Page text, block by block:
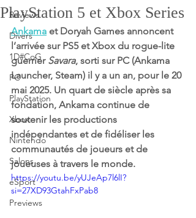
Reviews
Divers
1D#CoG
PC
PlayStation
Xbox
Nintendo
Salons
eSport
Previews
PlayStation 5 et Xbox Series
Ankama et Doryah Games annoncent
l’arrivée sur PS5 et Xbox du rogue-lite
guerrier Savara, sorti sur PC (Ankama
Launcher, Steam) il y a un an, pour le 20
mai 2025. Un quart de siècle après sa
fondation, Ankama continue de
soutenir les productions
indépendantes et de fidéliser les
communautés de joueurs et de
joueuses à travers le monde.
https://youtu.be/yUJeAp7l6lI?
si=27XD93GtahFxPab8